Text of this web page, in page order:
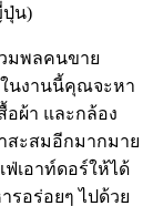
น)
มพลคนขาย
ในงานนี้คุณจะหา
อผ้า และกล้อง
สะสมอีกมากมาย
เอาท์ดอร์ให้ได้
อร่อยๆ ไปด้วย